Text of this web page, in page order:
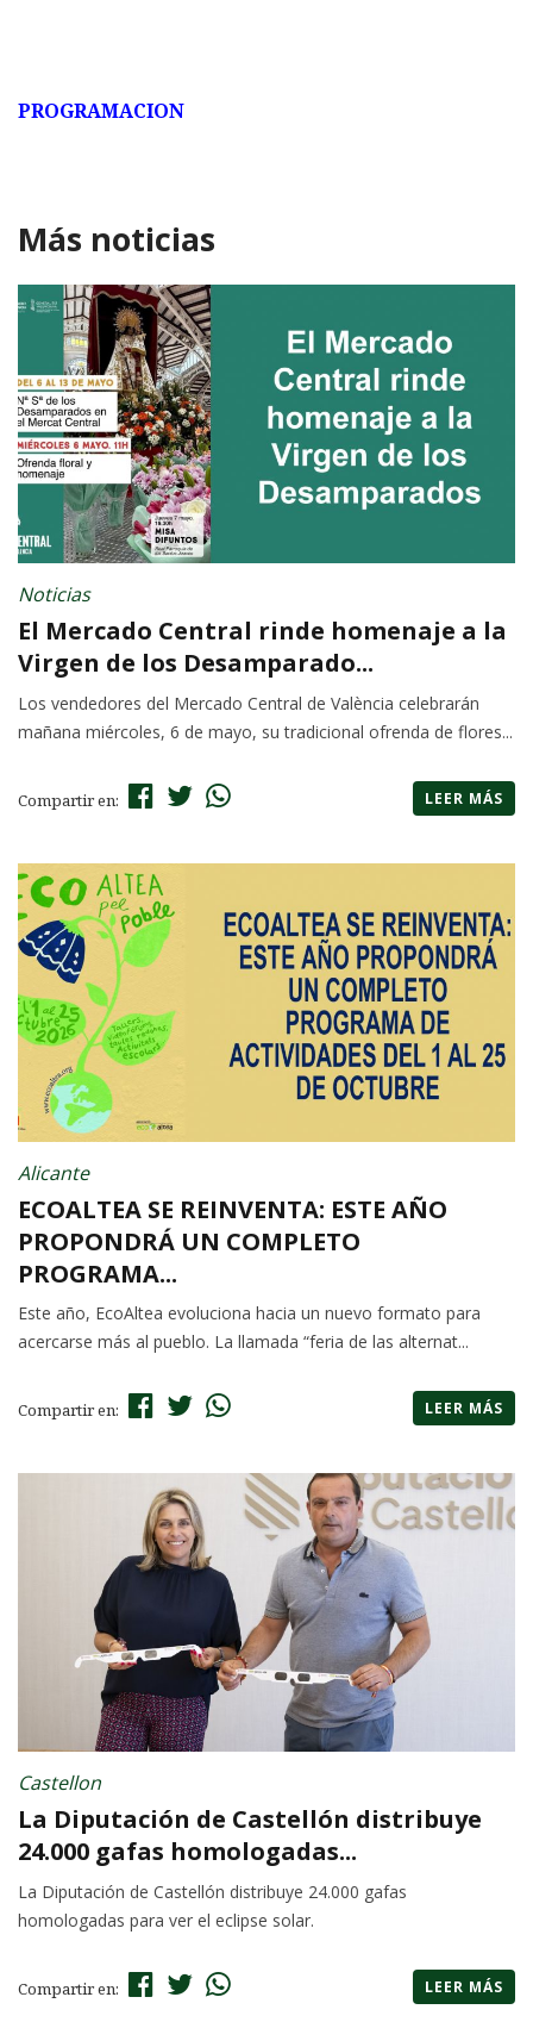
PROGRAMACION
Más noticias
Noticias
El Mercado Central rinde homenaje a la
Virgen de los Desamparado...
Los vendedores del Mercado Central de València celebrarán
mañana miércoles, 6 de mayo, su tradicional ofrenda de flores...
Compartir en: LEER MÁS
Alicante
ECOALTEA SE REINVENTA: ESTE AÑO
PROPONDRÁ UN COMPLETO
PROGRAMA...
Este año, EcoAltea evoluciona hacia un nuevo formato para
acercarse más al pueblo. La llamada “feria de las alternat...
Compartir en: LEER MÁS
Castellon
La Diputación de Castellón distribuye
24.000 gafas homologadas...
La Diputación de Castellón distribuye 24.000 gafas
homologadas para ver el eclipse solar.
Compartir en: LEER MÁS